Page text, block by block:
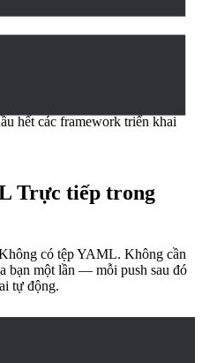
hết các framework triển khai
Trực tiếp trong
có tệp YAML. Không cần
bạn một lần — mỗi push sau đó
tự động.